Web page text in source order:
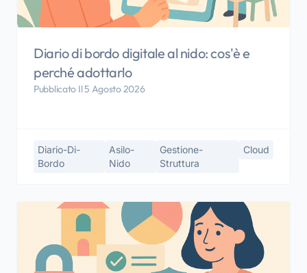
Diario di bordo digitale al nido: cos'è e
perché adottarlo
Pubblicato Il 5 Agosto 2026
Diario-Di-
Bordo
Asilo-
Nido
Gestione-
Struttura
Cloud